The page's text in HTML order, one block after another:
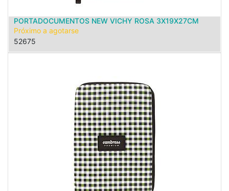
PORTADOCUMENTOS NEW VICHY ROSA 3X19X27CM
Próximo a agotarse
52675